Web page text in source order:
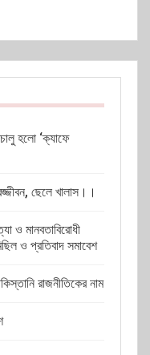
হলো ‘ক্যাফে
ছেলে খালাস।।
ও মানবতাবিরোধী
ও প্রতিবাদ সমাবেশ
রাজনীতিকের নাম